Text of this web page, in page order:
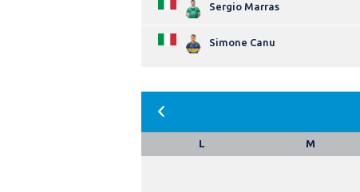
Sergio Marras
Simone Canu
L M